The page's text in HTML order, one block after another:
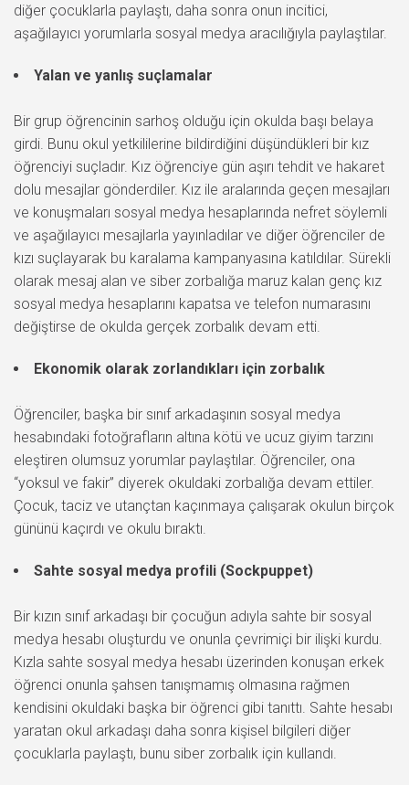
diğer çocuklarla paylaştı, daha sonra onun incitici,
aşağılayıcı yorumlarla sosyal medya aracılığıyla paylaştılar.
Yalan ve yanlış suçlamalar
Bir grup öğrencinin sarhoş olduğu için okulda başı belaya
girdi. Bunu okul yetkililerine bildirdiğini düşündükleri bir kız
öğrenciyi suçladır. Kız öğrenciye gün aşırı tehdit ve hakaret
dolu mesajlar gönderdiler. Kız ile aralarında geçen mesajları
ve konuşmaları sosyal medya hesaplarında nefret söylemli
ve aşağılayıcı mesajlarla yayınladılar ve diğer öğrenciler de
kızı suçlayarak bu karalama kampanyasına katıldılar. Sürekli
olarak mesaj alan ve siber zorbalığa maruz kalan genç kız
sosyal medya hesaplarını kapatsa ve telefon numarasını
değiştirse de okulda gerçek zorbalık devam etti.
Ekonomik olarak zorlandıkları için zorbalık
Öğrenciler, başka bir sınıf arkadaşının sosyal medya
hesabındaki fotoğrafların altına kötü ve ucuz giyim tarzını
eleştiren olumsuz yorumlar paylaştılar. Öğrenciler, ona
“yoksul ve fakir” diyerek okuldaki zorbalığa devam ettiler.
Çocuk, taciz ve utançtan kaçınmaya çalışarak okulun birçok
gününü kaçırdı ve okulu bıraktı.
Sahte sosyal medya profili (Sockpuppet)
Bir kızın sınıf arkadaşı bir çocuğun adıyla sahte bir sosyal
medya hesabı oluşturdu ve onunla çevrimiçi bir ilişki kurdu.
Kızla sahte sosyal medya hesabı üzerinden konuşan erkek
öğrenci onunla şahsen tanışmamış olmasına rağmen
kendisini okuldaki başka bir öğrenci gibi tanıttı. Sahte hesabı
yaratan okul arkadaşı daha sonra kişisel bilgileri diğer
çocuklarla paylaştı, bunu siber zorbalık için kullandı.